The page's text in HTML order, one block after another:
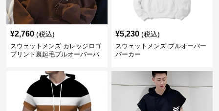
¥2,760 (税込)
スウェットメンズ カレッジロゴ
プリント裏起毛プルオーバーパ
¥5,230 (税込)
スウェットメンズ プルオーバー
パーカー